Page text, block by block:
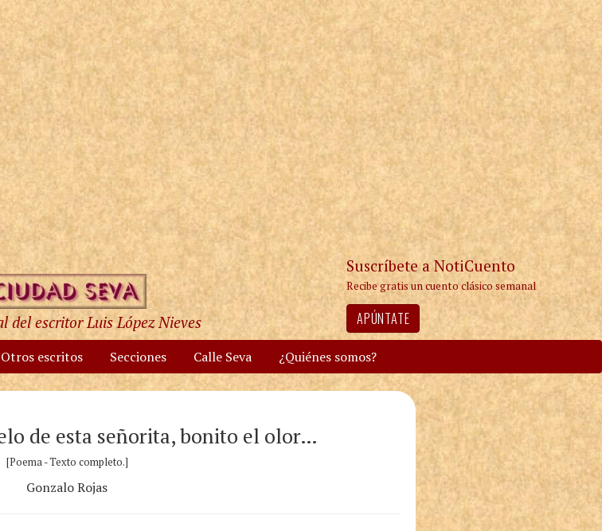
del escritor Luis López Nieves
Suscríbete a NotiCuento
Recibe gratis un cuento clásico semanal
APÚNTATE
Otros escritos Secciones Calle Seva ¿Quiénes somos?
de esta señorita, bonito el olor…
[Poema - Texto completo.]
Gonzalo Rojas